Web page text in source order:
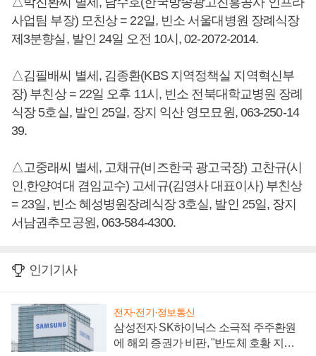
사업팀 부장) 모친상 = 22일, 빈소 서울대병원 장례식장
제3분향실, 발인 24일 오전 10시, 02-2072-2014.
△김필배씨 별세, 김종환(KBS 지역정책실 지역혁신부
장) 부친상 = 22일 오후 11시, 빈소 전북대학교병원 장례
식장 5호실, 발인 25일, 장지 익산 영모묘원, 063-250-14
39.
△고중래씨 별세, 고채규(비즈한국 광고국장) 고찬규(시
인,한양여대 겸임교수) 고세규(김영사 대표이사) 부친상
= 23일, 빈소 혜성병원장례식장 3호실, 발인 25일, 장지
서남권추모공원, 063-584-4300.
인기기사
전자·전기·정보통신
삼성전자 SK하이닉스 소극적 주주환원
에 해외 증권가 비판, "반도체 호황 지속